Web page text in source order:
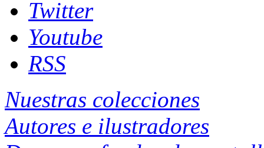
Twitter
Youtube
RSS
Nuestras colecciones
Autores e ilustradores